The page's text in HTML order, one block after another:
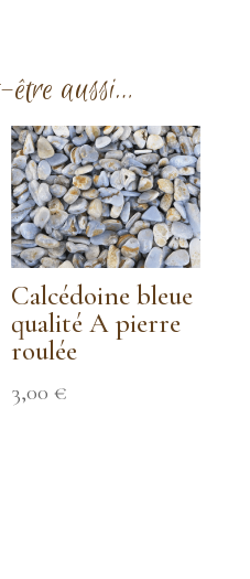
être aussi…
Calcédoine bleue
qualité A pierre
roulée
3,00€